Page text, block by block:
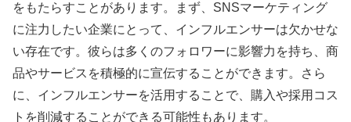
をもたらすことがあります。まず、SNSマーケティング
に注力したい企業にとって、インフルエンサーは欠かせな
い存在です。彼らは多くのフォロワーに影響力を持ち、商
品やサービスを積極的に宣伝することができます。さら
に、インフルエンサーを活用することで、購入や採用コス
トを削減することができる可能性もあります。